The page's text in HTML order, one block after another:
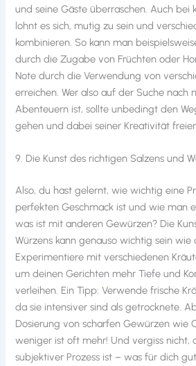
und seine Gäste überraschen. Auch bei
lohnt es sich, mutig zu sein und
kombinieren. So kann man
durch die Zugabe von Früchten oder
Note durch die Verwendung von
erreichen. Wer also auf der Suche nach
Abenteuern ist, sollte unbedingt den
gehen und dabei seiner Kreativität
9. Die Kunst des richtigen Salzens und
Also, du hast gelernt, wie wichtig eine
perfekten Geschmack ist und wie man
was ist mit anderen Gewürzen? Die
Würzens kann genauso wichtig sein wie
Experimentiere mit verschiedenen
um deinen Gerichten mehr Tiefe und
verleihen. Ein Tipp: Verwende frische
da sie intensiver sind als getrocknete.
Dosierung von scharfen Gewürzen wie
weniger ist oft mehr! Und vergiss nicht,
subjektiver Prozess ist – was für dich